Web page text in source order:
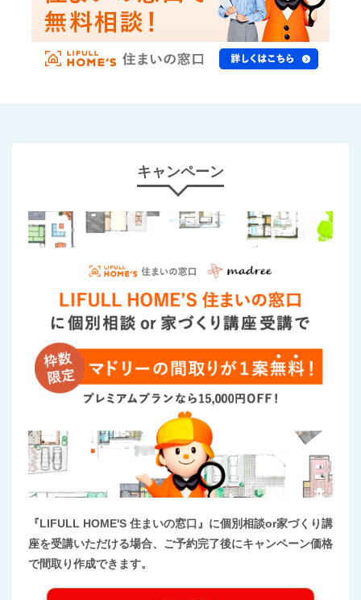
キャンペーン
『LIFULL HOME'S 住まいの窓口』に個別相談or家づくり講
座を受講いただける場合、ご予約完了後にキャンペーン価格
で間取り作成できます。